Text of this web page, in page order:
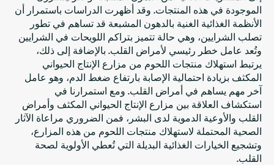
الموجودة في هذه المنتجات. وقد أظهرت الدراسات باستمرار أن
الأنظمة الغذائية الغنية بالدهون المشبعة قد تساهم في تطور
تصلب الشرايين، وهي حالة تتميز بتراكم اللويحات في الشرايين
وتُعد عامل خطر رئيسي لأمراض القلب. بالإضافة إلى ذلك،
يرتبط استهلاك منتجات اللحوم من مزارع الإنتاج الحيواني
المكثف بزيادة احتمالية الإصابة بارتفاع ضغط الدم، وهو عامل
آخر مهم يساهم في أمراض القلب. ومع استمرارنا في
استكشاف العلاقة بين مزارع الإنتاج الحيواني المكثف وأمراض
القلب والأوعية الدموية لدى البشر، فمن الضروري مراعاة الآثار
الصحية المحتملة لاستهلاك منتجات اللحوم من هذه المزارع،
وتشجيع الخيارات الغذائية البديلة التي تُعطي الأولوية لصحة
القلب.